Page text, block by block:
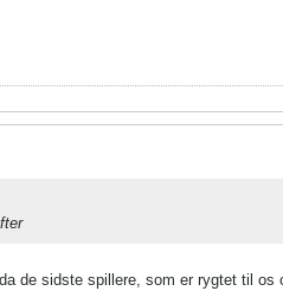
de sidste spillere, som er rygtet til os